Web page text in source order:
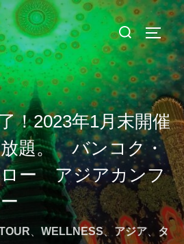
検
索
対
象:
サイ
！2023年1月末開催
放題。 バンコク・
ー アジアカンフ
WELLNESS、 アジア、 タ